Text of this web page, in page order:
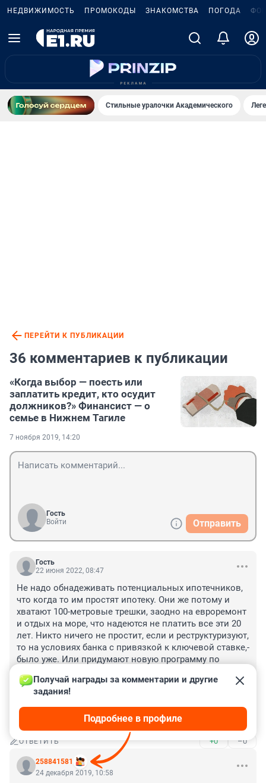
НЕДВИЖИМОСТЬ ПРОМОКОДЫ ЗНАКОМСТВА ПОГОДА
Стильные уралочки Академического
ПЕРЕЙТИ К ПУБЛИКАЦИИ
36 комментариев к публикации
«Когда выбор — поесть или
заплатить кредит, кто осудит
должников?» Финансист — о
семье в Нижнем Тагиле
7 ноября 2019, 14:20
Гость
Войти
Отправить
Гость
22 июня 2022, 08:47
Не надо обнадеживать потенциальных ипотечников,
что когда то им простят ипотеку. Они же потому и
хватают 100-метровые трешки, заодно на евроремонт
и отдых на море, что надеются не платить все эти 20
лет. Никто ничего не простит, если и реструктуризуют,
то на условиях банка с привязкой к ключевой ставке,-
было уже. Или придумают новую программу по
переезжай в эконом, то бишь из этих ипотечных
хором в новых ЖК, ипотечных долг по которым не
могут обслуживать, в неликвидную вторичку типа
хрущовок в промзонах.
ОТВЕТИТЬ +0 –0
258841581
Получай награды за комментарии и другие
задания!
Подробнее в профиле
24 декабря 2019, 10:58